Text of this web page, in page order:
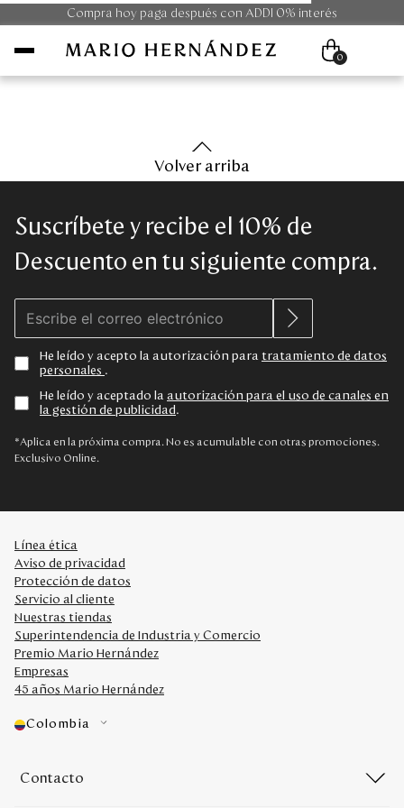
Compra hoy paga después con ADDI 0% interés
Hombre
Unisex
Colecciones
Outlet
Disney
Servicio al cliente
Nuestras Tiendas
Colombia
Panamá
0
Volver arriba
Suscríbete y recibe el 10% de
Descuento en tu siguiente compra.
He leído y acepto la autorización para tratamiento de datos
personales .
He leído y aceptado la autorización para el uso de canales en
la gestión de publicidad .
*Aplica en la próxima compra. No es acumulable con otras promociones.
Exclusivo Online.
Línea ética
Aviso de privacidad
Protección de datos
Servicio al cliente
Nuestras tiendas
Superintendencia de Industria y Comercio
Premio Mario Hernández
Empresas
45 años Mario Hernández
Colombia
Contacto